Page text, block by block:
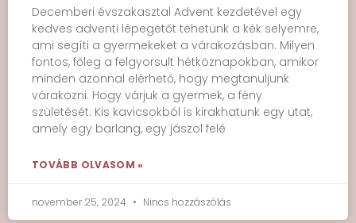
Decemberi évszakasztal Advent kezdetével egy
kedves adventi lépegetőt tehetünk a kék selyemre,
ami segíti a gyermekeket a várakozásban. Milyen
fontos, főleg a felgyorsult hétköznapokban, amikor
minden azonnal elérhető, hogy megtanuljunk
várakozni. Hogy várjuk a gyermek, a fény
születését. Kis kavicsokból is kirakhatunk egy utat,
amely egy barlang, egy jászol felé
TOVÁBB OLVASOM »
november 25, 2024 Nincs hozzászólás